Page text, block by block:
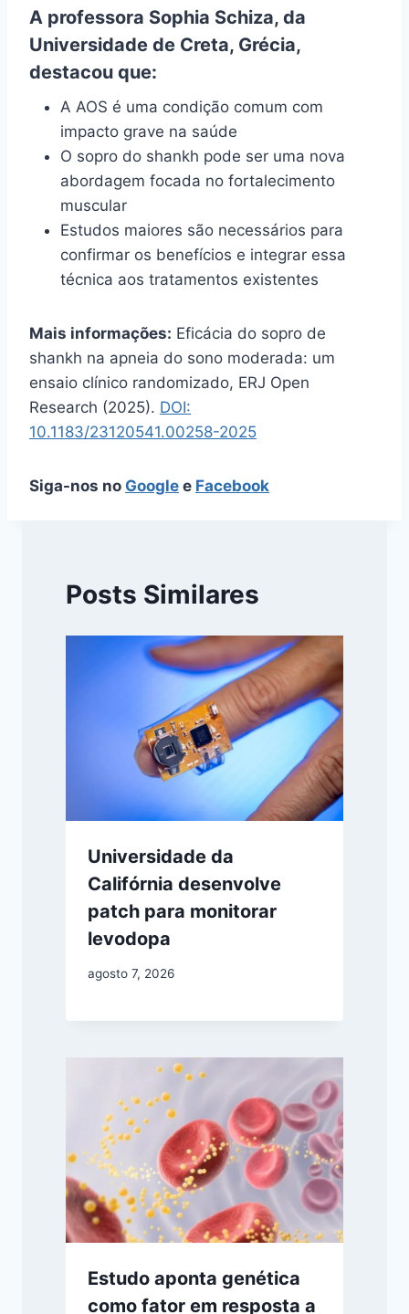
A professora Sophia Schiza, da
Universidade de Creta, Grécia,
destacou que:
A AOS é uma condição comum com
impacto grave na saúde
O sopro do shankh pode ser uma nova
abordagem focada no fortalecimento
muscular
Estudos maiores são necessários para
confirmar os benefícios e integrar essa
técnica aos tratamentos existentes
Mais informações: Eficácia do sopro de
shankh na apneia do sono moderada: um
ensaio clínico randomizado, ERJ Open
Research (2025). DOI:
10.1183/23120541.00258-2025
Siga-nos no Google e Facebook
Posts Similares
Universidade da
Califórnia desenvolve
patch para monitorar
levodopa
agosto 7, 2026
Estudo aponta genética
como fator em resposta a